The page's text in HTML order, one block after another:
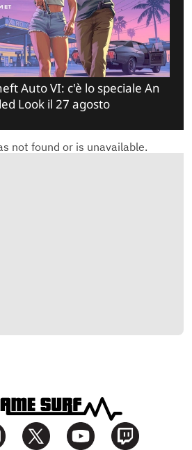
Auto VI: c'è lo speciale An
Look il 27 agosto